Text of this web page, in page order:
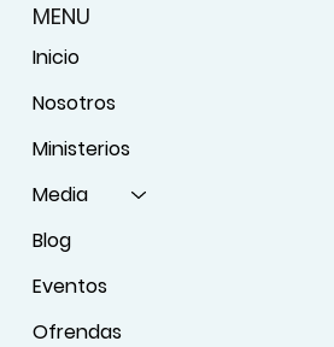
MENU
Inicio
Nosotros
Ministerios
Media
Blog
Eventos
Ofrendas